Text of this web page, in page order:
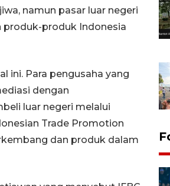
namun pasar luar negeri
produk-produk Indonesia
ini. Para pengusaha yang
dengan
luar negeri melalui
Trade Promotion
dan produk dalam